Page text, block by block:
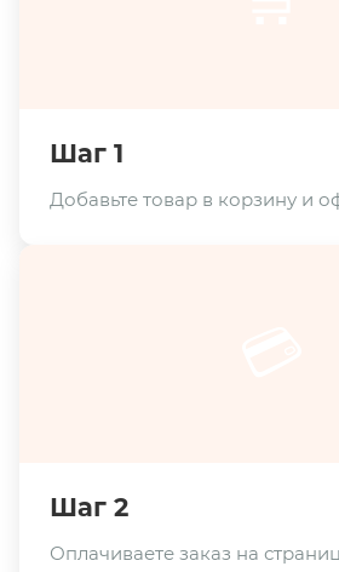
Шаг 1
Добавьте товар в корзину и
Шаг 2
Оплачиваете заказ на